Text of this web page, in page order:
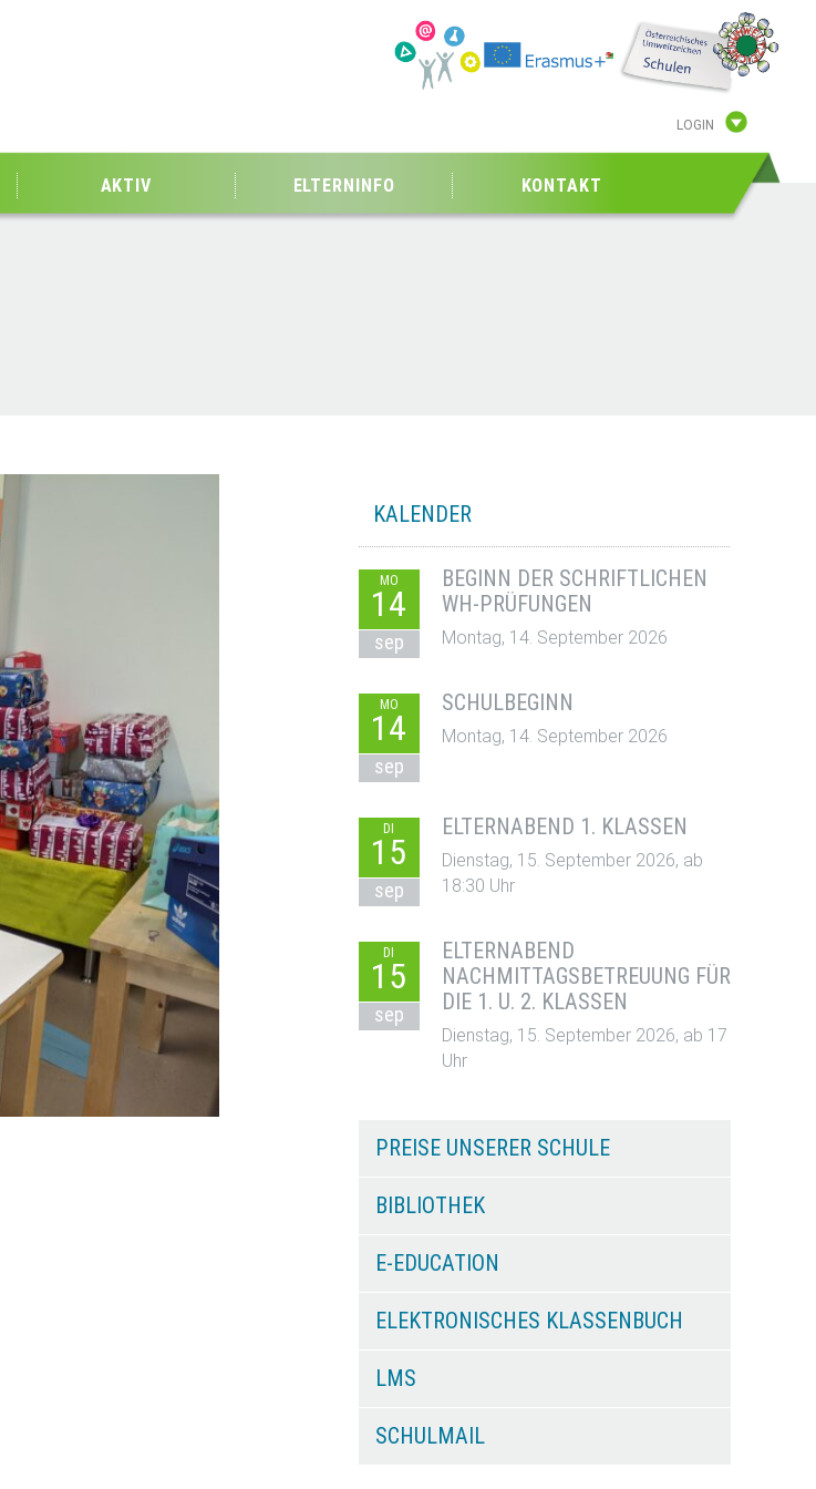
LOGIN
AKTIV ELTERNINFO KONTAKT
KALENDER
MO
14
sep
BEGINN DER SCHRIFTLICHEN
WH-PRÜFUNGEN
Montag, 14. September 2026
MO
14
sep
SCHULBEGINN
Montag, 14. September 2026
DI
15
sep
ELTERNABEND 1. KLASSEN
Dienstag, 15. September 2026, ab
18:30 Uhr
DI
15
sep
ELTERNABEND
NACHMITTAGSBETREUUNG FÜR
DIE 1. U. 2. KLASSEN
Dienstag, 15. September 2026, ab 17
Uhr
PREISE UNSERER SCHULE
BIBLIOTHEK
E-EDUCATION
ELEKTRONISCHES KLASSENBUCH
LMS
SCHULMAIL